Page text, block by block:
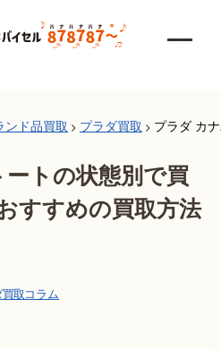
ンド品買取 > プラダ買取 > プラダ カ
トの状態別で買
すすめの買取方法
買取コラム